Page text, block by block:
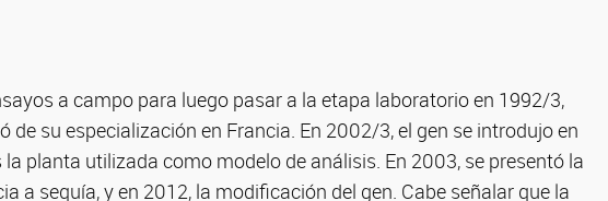
a campo para luego pasar a la etapa laboratorio en 1992/3,
de su especialización en Francia. En 2002/3, el gen se introdujo en
la planta utilizada como modelo de análisis. En 2003, se presentó la
a sequía, y en 2012, la modificación del gen. Cabe señalar que la